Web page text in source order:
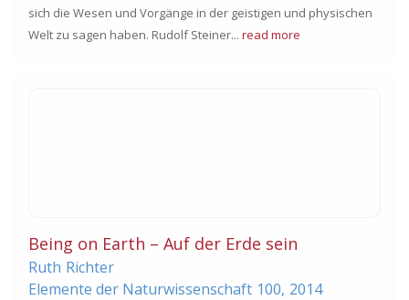
sich die Wesen und Vorgänge in der geistigen und physischen
Welt zu sagen haben. Rudolf Steiner... read more
Being on Earth – Auf der Erde sein
Ruth Richter
Elemente der Naturwissenschaft 100, 2014